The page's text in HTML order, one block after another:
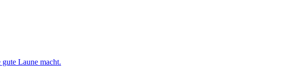
Laune macht.